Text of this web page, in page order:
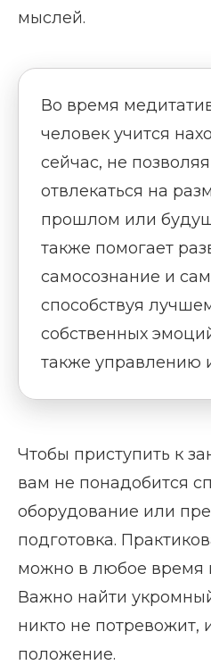
мыслей.
Во время
человек учится
сейчас, не
отвлекаться на
прошлом или
также помогает
самосознание и
способствуя
собственных
также управлению
Чтобы приступить к
вам не понадобится
оборудование или
подготовка.
можно в любое время
Важно найти
никто не потревожит,
положение.